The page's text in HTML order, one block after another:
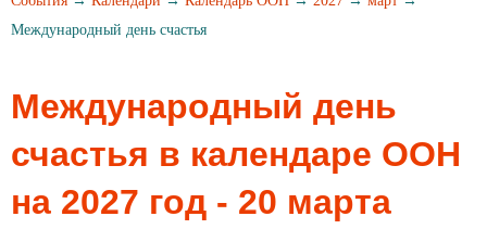
Международный день счастья
Международный день
счастья в календаре ООН
на 2027 год - 20 марта